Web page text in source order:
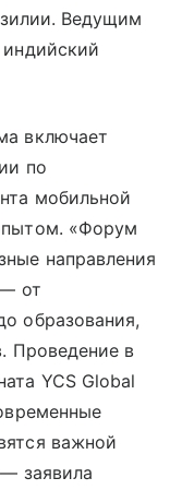
Ведущим
включает
по
мобильной
«Форум
направления
от
образования,
Проведение в
YCS Global
важной
заявила